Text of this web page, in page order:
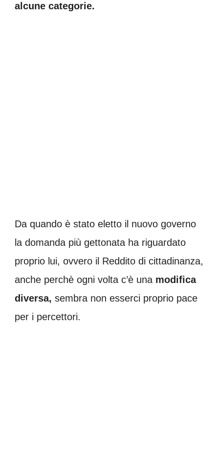
alcune categorie.
Da quando è stato eletto il nuovo governo
la domanda più gettonata ha riguardato
proprio lui, ovvero il Reddito di cittadinanza,
anche perchè ogni volta c’è una modifica
diversa, sembra non esserci proprio pace
per i percettori.